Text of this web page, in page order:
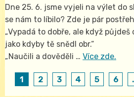
Dne 25. 6. jsme vyjeli na výlet do
se nám to líbilo? Zde je pár
„Vypadá to dobře, ale když
jako kdyby tě snědl obr.“
„Naučili a dověděli … Více zde.
1 2 3 4 5 6